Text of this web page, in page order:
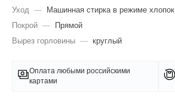
Уход — Машинная стирка в режиме хлопок
Покрой — Прямой
Вырез горловины — круглый
Оплата любыми российскими
картами